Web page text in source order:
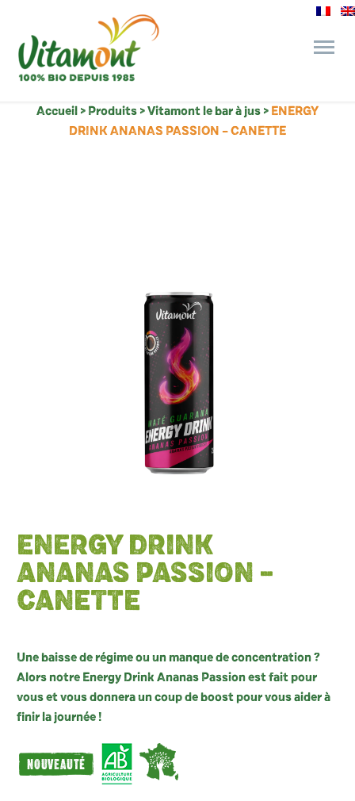
des engagements
Accueil > Produits >Vitamont le bar à jus > ENERGY
DRINK ANANAS PASSION – CANETTE
ENERGY DRINK
ANANAS PASSION –
CANETTE
Une baisse de régime ou un manque de concentration ?
Alors notre Energy Drink Ananas Passion est fait pour
vous et vous donnera un coup de boost pour vous aider à
finir la journée !